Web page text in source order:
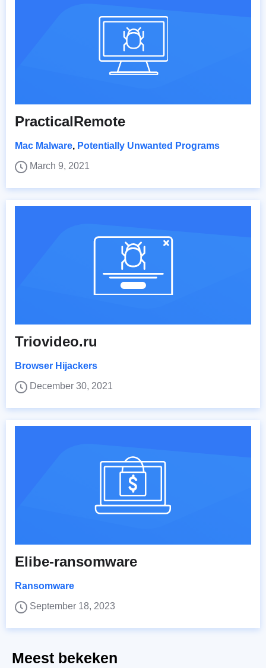
PracticalRemote
Mac Malware, Potentially Unwanted Programs
March 9, 2021
Triovideo.ru
Browser Hijackers
December 30, 2021
Elibe-ransomware
Ransomware
September 18, 2023
Meest bekeken